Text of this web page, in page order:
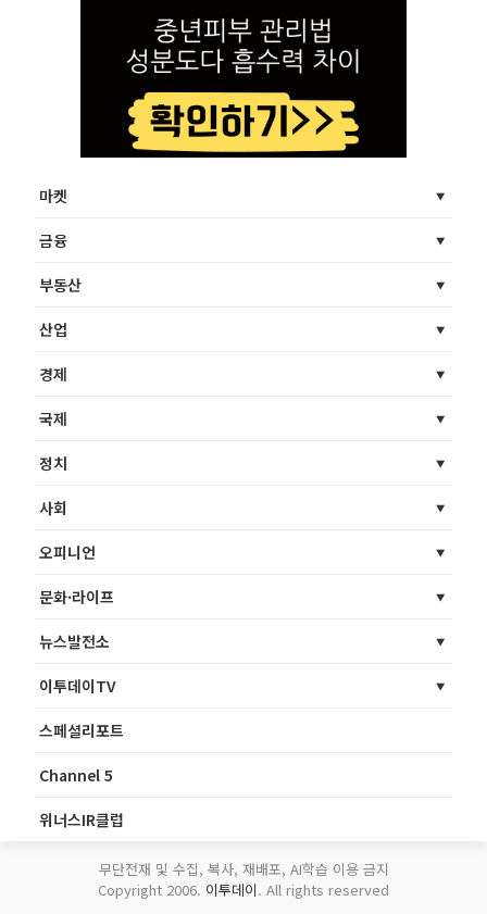
마켓
금융
부동산
산업
경제
국제
정치
사회
오피니언
문화·라이프
뉴스발전소
이투데이TV
스페셜리포트
Channel 5
위너스IR클럽
무단전재 및 수집, 복사, 재배포, AI학습 이용 금지
Copyright 2006. 이투데이. All rights reserved